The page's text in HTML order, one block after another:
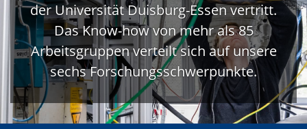
der Universität Duisburg-Essen vertritt.
Das Know-how von mehr als 85
Arbeitsgruppen verteilt sich auf unsere
sechs Forschungsschwerpunkte.